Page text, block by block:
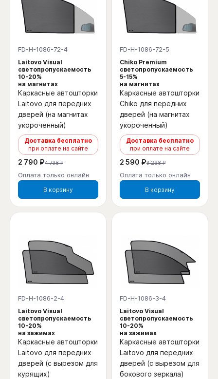
FD-H-1086-72-4
Laitovo Visual
светопропускаемость
10-20%
на магнитах
Каркасные автошторки
Laitovo для передних
дверей (на магнитах
укороченный)
Доставка бесплатно
при оплате на сайте
2 790 ₽4 738 ₽
Оплата только онлайн
В корзину
FD-H-1086-72-5
Chiko Premium
светопропускаемость
5-15%
на магнитах
Каркасные автошторки
Chiko для передних
дверей (на магнитах
укороченный)
Доставка бесплатно
при оплате на сайте
2 590 ₽3 298 ₽
Оплата только онлайн
В корзину
FD-H-1086-2-4
Laitovo Visual
светопропускаемость
10-20%
на зажимах
Каркасные автошторки
Laitovo для передних
дверей (с вырезом для
курящих)
FD-H-1086-3-4
Laitovo Visual
светопропускаемость
10-20%
на зажимах
Каркасные автошторки
Laitovo для передних
дверей (с вырезом для
бокового зеркала)